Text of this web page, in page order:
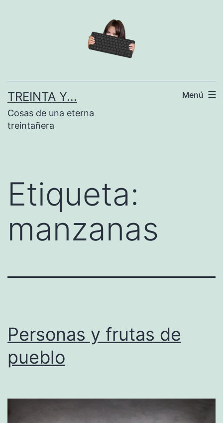
TREINTA Y...
Cosas de una eterna
treintañera
Menú
Etiqueta:
manzanas
Personas y frutas de
pueblo